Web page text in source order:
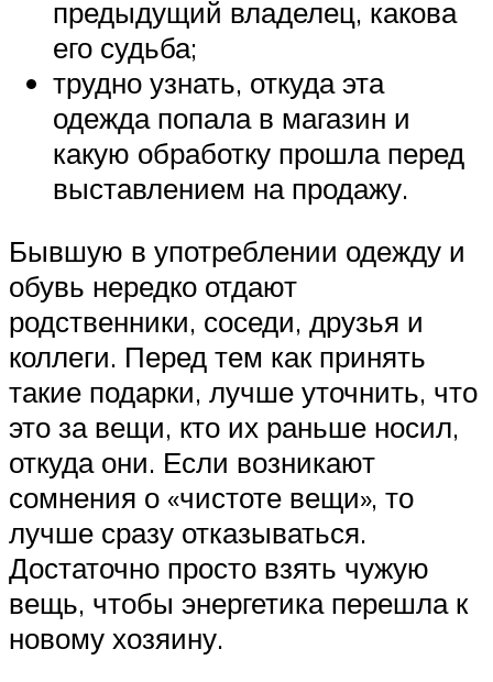
предыдущий владелец, какова
его судьба;
трудно узнать, откуда эта
одежда попала в магазин и
какую обработку прошла перед
выставлением на продажу.
Бывшую в употреблении одежду и
обувь нередко отдают
родственники, соседи, друзья и
коллеги. Перед тем как принять
такие подарки, лучше уточнить, что
это за вещи, кто их раньше носил,
откуда они. Если возникают
сомнения о «чистоте вещи», то
лучше сразу отказываться.
Достаточно просто взять чужую
вещь, чтобы энергетика перешла к
новому хозяину.